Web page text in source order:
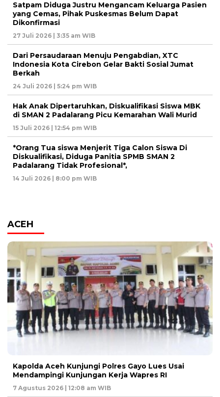
Satpam Diduga Justru Mengancam Keluarga Pasien
yang Cemas, Pihak Puskesmas Belum Dapat
Dikonfirmasi
27 Juli 2026 | 3:35 am WIB
Dari Persaudaraan Menuju Pengabdian, XTC
Indonesia Kota Cirebon Gelar Bakti Sosial Jumat
Berkah
24 Juli 2026 | 5:24 pm WIB
Hak Anak Dipertaruhkan, Diskualifikasi Siswa MBK
di SMAN 2 Padalarang Picu Kemarahan Wali Murid
15 Juli 2026 | 12:54 pm WIB
*Orang Tua siswa Menjerit Tiga Calon Siswa Di
Diskualifikasi, Diduga Panitia SPMB SMAN 2
Padalarang Tidak Profesional*,
14 Juli 2026 | 8:00 pm WIB
ACEH
Kapolda Aceh Kunjungi Polres Gayo Lues Usai
Mendampingi Kunjungan Kerja Wapres RI
7 Agustus 2026 | 12:08 am WIB